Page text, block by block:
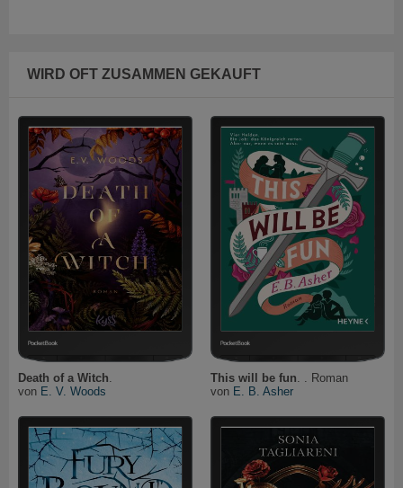
WIRD OFT ZUSAMMEN GEKAUFT
Death of a Witch.
von E. V. Woods
This will be fun. . Roman
von E. B. Asher